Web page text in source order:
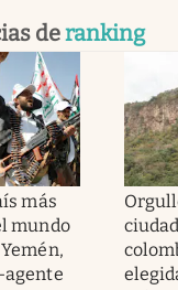
deranking
más
mundo
agente